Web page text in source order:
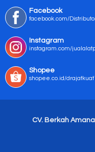
Facebook
facebook.com/
Instagram
instagram.com/
Shopee
shopee.co.id/drajatkuat1
CV. Berkah